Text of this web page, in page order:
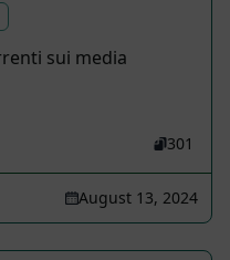
sui media
301
August 13, 2024